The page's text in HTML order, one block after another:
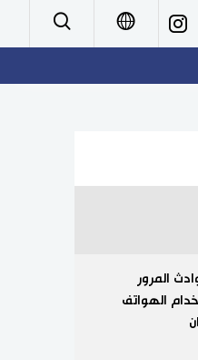
Español
المرور
الهواتف